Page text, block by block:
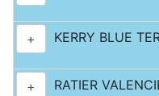
+ KERRY BLUE
+ RATIER